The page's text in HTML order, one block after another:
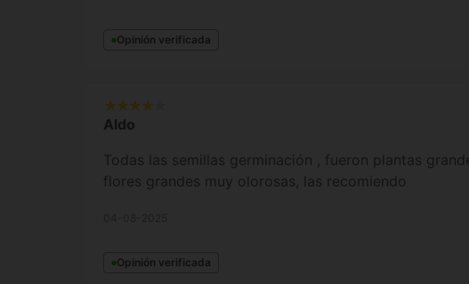
Opinión verificada
Aldo
Todas las semillas germinación , fueron plantas
flores grandes muy olorosas, las recomiendo
Opinión verificada